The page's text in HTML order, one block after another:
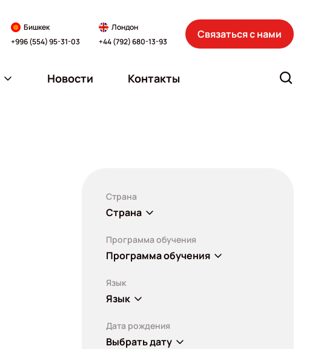
Бишкек
+996 (554) 95-31-03
Лондон
+44 (792) 680-13-93
Связаться с нами
Новости Контакты
Страна
Страна
Программа обучения
Программа обучения
Язык
Язык
Дата рождения
Выбрать дату